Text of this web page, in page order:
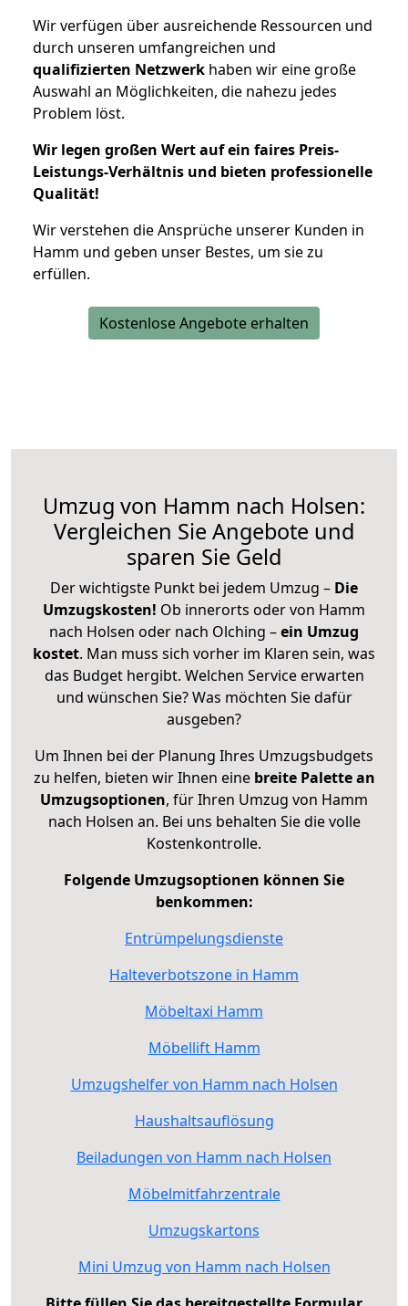
Wir verfügen über ausreichende Ressourcen und
durch unseren umfangreichen und
qualifizierten Netzwerk haben wir eine große
Auswahl an Möglichkeiten, die nahezu jedes
Problem löst.
Wir legen großen Wert auf ein faires Preis-
Leistungs-Verhältnis und bieten professionelle
Qualität!
Wir verstehen die Ansprüche unserer Kunden in
Hamm und geben unser Bestes, um sie zu
erfüllen.
Kostenlose Angebote erhalten
Umzug von Hamm nach Holsen:
Vergleichen Sie Angebote und
sparen Sie Geld
Der wichtigste Punkt bei jedem Umzug – Die
Umzugskosten! Ob innerorts oder von Hamm
nach Holsen oder nach Olching –ein Umzug
kostet. Man muss sich vorher im Klaren sein, was
das Budget hergibt. Welchen Service erwarten
und wünschen Sie? Was möchten Sie dafür
ausgeben?
Um Ihnen bei der Planung Ihres Umzugsbudgets
zu helfen, bieten wir Ihnen eine breite Palette an
Umzugsoptionen, für Ihren Umzug von Hamm
nach Holsen an. Bei uns behalten Sie die volle
Kostenkontrolle.
Folgende Umzugsoptionen können Sie
benkommen:
Entrümpelungsdienste
Halteverbotszone in Hamm
Möbeltaxi Hamm
Möbellift Hamm
Umzugshelfer von Hamm nach Holsen
Haushaltsauflösung
Beiladungen von Hamm nach Holsen
Möbelmitfahrzentrale
Umzugskartons
Mini Umzug von Hamm nach Holsen